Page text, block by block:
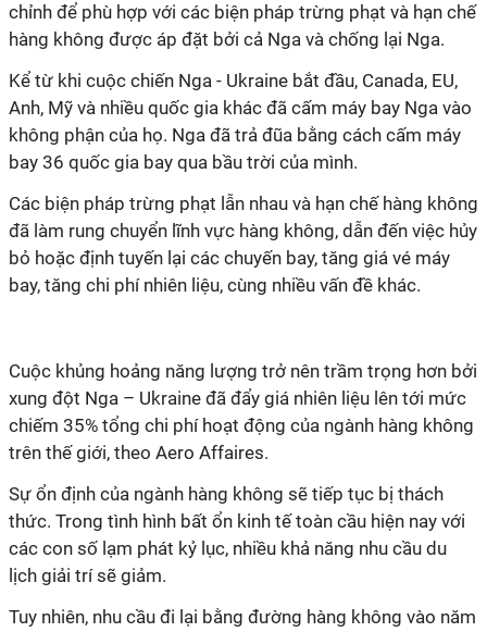
chỉnh để phù hợp với các biện pháp trừng phạt và hạn chế
hàng không được áp đặt bởi cả Nga và chống lại Nga.
Kể từ khi cuộc chiến Nga - Ukraine bắt đầu, Canada, EU,
Anh, Mỹ và nhiều quốc gia khác đã cấm máy bay Nga vào
không phận của họ. Nga đã trả đũa bằng cách cấm máy
bay 36 quốc gia bay qua bầu trời của mình.
Các biện pháp trừng phạt lẫn nhau và hạn chế hàng không
đã làm rung chuyển lĩnh vực hàng không, dẫn đến việc hủy
bỏ hoặc định tuyến lại các chuyến bay, tăng giá vé máy
bay, tăng chi phí nhiên liệu, cùng nhiều vấn đề khác.
Cuộc khủng hoảng năng lượng trở nên trầm trọng hơn bởi
xung đột Nga – Ukraine đã đẩy giá nhiên liệu lên tới mức
chiếm 35% tổng chi phí hoạt động của ngành hàng không
trên thế giới, theo Aero Affaires.
Sự ổn định của ngành hàng không sẽ tiếp tục bị thách
thức. Trong tình hình bất ổn kinh tế toàn cầu hiện nay với
các con số lạm phát kỷ lục, nhiều khả năng nhu cầu du
lịch giải trí sẽ giảm.
Tuy nhiên, nhu cầu đi lại bằng đường hàng không vào năm